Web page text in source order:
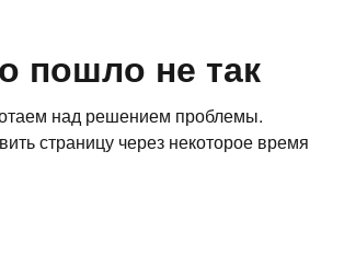
пошло не так
над решением проблемы.
страницу через некоторое время